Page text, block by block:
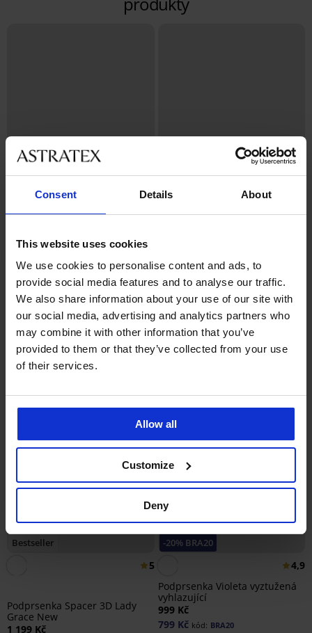
Consent Details About
This website uses cookies
We use cookies to personalise content and ads, to
provide social media features and to analyse our traffic.
We also share information about your use of our site with
our social media, advertising and analytics partners who
may combine it with other information that you’ve
provided to them or that they’ve collected from your use
of their services.
Allow all
Customize
Deny
Podprsenka Spacer Flexicup
Dotted Mesh II
999 Kč
799 Kč kód: BRA20
Podprsenka Push Perfect
Bardot vyztužená
1 299 Kč
Bestseller
5
Podprsenka Spacer 3D Lady
Grace New
1 199 Kč
-20% BRA20
4,9
Podprsenka Violeta vyztužená
vyhlazující
999 Kč
799 Kč kód: BRA20